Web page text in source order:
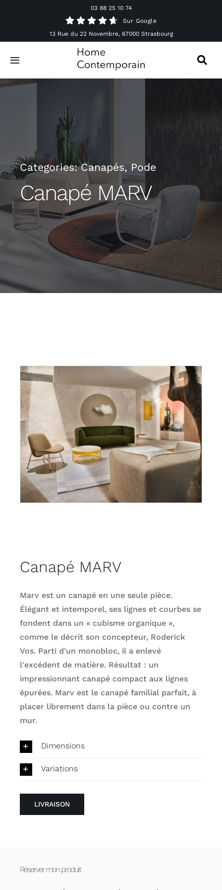
03 88 25 10 74
Sur Google
13 Rue du 22 Novembre, 67000 Strasbourg
Toggle
Navigation
Accessoires & Décorations
Offres spéciales
Outdoor
Contact
Categories:Canapés, Pode
Canapé MARV
Canapé MARV
Marv est un canapé en une seule pièce.
Élégant et intemporel, ses lignes et courbes se
fondent dans un « cubisme organique »,
comme le décrit son concepteur, Roderick
Vos. Parti d'un monobloc, il a enlevé
l'excédent de matière. Résultat : un
impressionnant canapé compact aux lignes
épurées. Marv est le canapé familial parfait, à
placer librement dans la pièce ou contre un
mur.
Dimensions
Variations
LIVRAISON
Réserver mon produit